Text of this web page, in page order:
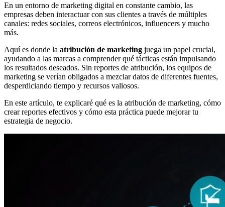
En un entorno de marketing digital en constante cambio, las
empresas deben interactuar con sus clientes a través de múltiples
canales: redes sociales, correos electrónicos, influencers y mucho
más.
Aquí es donde la atribución de marketing juega un papel crucial,
ayudando a las marcas a comprender qué tácticas están impulsando
los resultados deseados. Sin reportes de atribución, los equipos de
marketing se verían obligados a mezclar datos de diferentes fuentes,
desperdiciando tiempo y recursos valiosos.
En este artículo, te explicaré qué es la atribución de marketing, cómo
crear reportes efectivos y cómo esta práctica puede mejorar tu
estrategia de negocio.